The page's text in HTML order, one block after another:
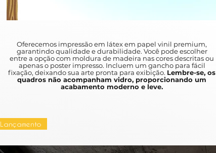
Oferecemos impressão em látex em papel vinil premium,
garantindo qualidade e durabilidade. Você pode escolher
entre a opção com moldura de madeira nas cores descritas ou
apenas o poster impresso. Incluem um gancho para fácil
fixação, deixando sua arte pronta para exibição. Lembre-se, os
quadros não acompanham vidro, proporcionando um
acabamento moderno e leve.
Lançamento